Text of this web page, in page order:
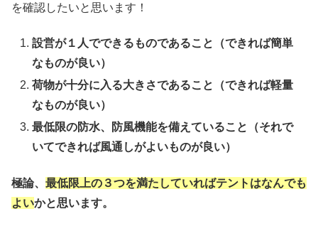
を確認したいと思います！
設営が１人でできるものであること（できれば簡単
なものが良い）
荷物が十分に入る大きさであること（できれば軽量
なものが良い）
最低限の防水、防風機能を備えていること（それで
いてできれば風通しがよいものが良い）
極論、 最低限上の３つを満たしていればテントはなんでも
よいかと思います。